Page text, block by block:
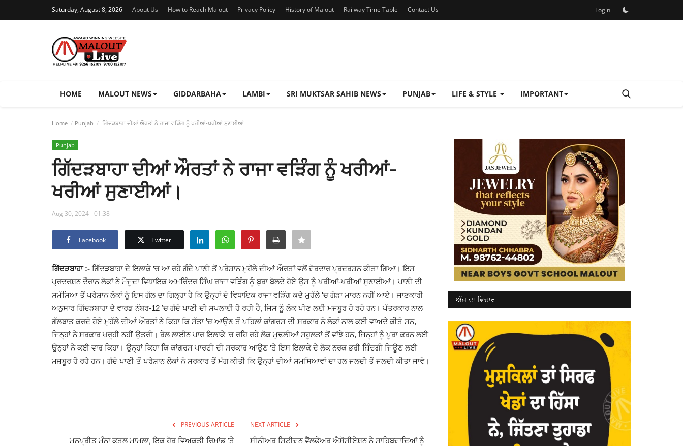
Saturday, August 8, 2026 About Us How to Reach Malout Privacy Policy History of Malout Railway Time Table Contact Us Login
HOME MALOUT NEWS GIDDARBAHA LAMBI SRI MUKTSAR SAHIB NEWS PUNJAB LIFE & STYLE IMPORTANT
Home Punjab ਗਿੱਦੜਬਾਹਾ ਦੀਆਂ ਔਰਤਾਂ ਨੇ ਰਾਜਾ ਵੜਿੰਗ ਨੂੰ ਖਰੀਆਂ-ਖਰੀਆਂ ਸੁਣਾਈਆਂ।
Punjab
ਗਿੱਦੜਬਾਹਾ ਦੀਆਂ ਔਰਤਾਂ ਨੇ ਰਾਜਾ ਵੜਿੰਗ ਨੂੰ ਖਰੀਆਂ-
ਖਰੀਆਂ ਸੁਣਾਈਆਂ।
Aug 30, 2024 - 01:38
Facebook Twitter
ਗਿੱਦੜਬਾਹਾ :- ਗਿੱਦੜਬਾਹਾ ਦੇ ਇਲਾਕੇ ’ਚ ਆ ਰਹੇ ਗੰਦੇ ਪਾਣੀ ਤੋਂ ਪਰੇਸ਼ਾਨ ਮੁਹੱਲੇ ਦੀਆਂ ਔਰਤਾਂ ਵਲੋਂ ਜ਼ੋਰਦਾਰ ਪ੍ਰਦਰਸ਼ਨ ਕੀਤਾ ਗਿਆ। ਇਸ
ਪ੍ਰਦਰਸ਼ਨ ਦੌਰਾਨ ਲੋਕਾਂ ਨੇ ਮੌਜੂਦਾ ਵਿਧਾਇਕ ਅਮਰਿੰਦਰ ਸਿੰਘ ਰਾਜਾ ਵੜਿੰਗ ਨੂੰ ਬੁਰਾ ਬੋਲਦੇ ਹੋਏ ਉਸ ਨੂੰ ਖਰੀਆਂ-ਖਰੀਆਂ ਸੁਣਾਈਆਂ। ਪਾਣੀ ਦੀ
ਸਮੱਸਿਆ ਤੋਂ ਪਰੇਸ਼ਾਨ ਲੋਕਾਂ ਨੂੰ ਇਸ ਗੱਲ ਦਾ ਗਿਲ੍ਹਾ ਹੈ ਕਿ ਉਨ੍ਹਾਂ ਦੇ ਵਿਧਾਇਕ ਰਾਜਾ ਵੜਿੰਗ ਕਦੇ ਮੁਹੱਲੇ 'ਚ ਗੇੜਾ ਮਾਰਨ ਨਹੀਂ ਆਏ। ਜਾਣਕਾਰੀ
ਅਨੁਸਾਰ ਗਿੱਦੜਬਾਹਾ ਦੇ ਵਾਰਡ ਨੰਬਰ-12 ’ਚ ਗੰਦੇ ਪਾਣੀ ਦੀ ਸਪਲਾਈ ਹੋ ਰਹੀ ਹੈ, ਜਿਸ ਨੂੰ ਲੋਕ ਪੀਣ ਲਈ ਮਜਬੂਰ ਹੋ ਰਹੇ ਹਨ। ਪੱਤਰਕਾਰ ਨਾਲ
ਗੱਲਬਾਤ ਕਰਦੇ ਹੋਏ ਮੁਹੱਲੇ ਦੀਆਂ ਔਰਤਾਂ ਨੇ ਕਿਹਾ ਕਿ ਸੱਤਾ ’ਚ ਆਉਣ ਤੋਂ ਪਹਿਲਾਂ ਕਾਂਗਰਸ ਦੀ ਸਰਕਾਰ ਨੇ ਲੋਕਾਂ ਨਾਲ ਕਈ ਵਾਅਦੇ ਕੀਤੇ ਸਨ,
ਜਿਨ੍ਹਾਂ ਨੇ ਸਰਕਾਰ ਖਰ੍ਹੀ ਨਹੀਂ ਉਤਰੀ। ਰੇਲ ਲਾਈਨ ਪਾਰ ਇਲਾਕੇ ’ਚ ਰਹਿ ਰਹੇ ਲੋਕ ਮੁਢਲੀਆਂ ਸਹੂਲਤਾਂ ਤੋਂ ਵਾਂਝੇ ਹਨ, ਜਿਨ੍ਹਾਂ ਨੂੰ ਪੂਰਾ ਕਰਨ ਲਈ
ਉਨ੍ਹਾਂ ਨੇ ਕਈ ਵਾਰ ਕਿਹਾ। ਉਨ੍ਹਾਂ ਕਿਹਾ ਕਿ ਕਾਂਗਰਸ ਪਾਰਟੀ ਦੀ ਸਰਕਾਰ ਆਉਣ ’ਤੇ ਇਸ ਇਲਾਕੇ ਦੇ ਲੋਕ ਨਰਕ ਭਰੀ ਜ਼ਿੰਦਗੀ ਜਿਊਣ ਲਈ
ਮਜ਼ਬੂਰ ਹੋ ਰਹੇ ਹਨ। ਗੰਦੇ ਪਾਣੀ ਤੋਂ ਪਰੇਸ਼ਾਨ ਲੋਕਾਂ ਨੇ ਸਰਕਾਰ ਤੋਂ ਮੰਗ ਕੀਤੀ ਕਿ ਉਨ੍ਹਾਂ ਦੀਆਂ ਸਮਸਿਆਵਾਂ ਦਾ ਹਲ ਜਲਦੀ ਤੋਂ ਜਲਦੀ ਕੀਤਾ ਜਾਵੇ।
PREVIOUS ARTICLE
ਮਨਪ੍ਰੀਤ ਮੰਨਾ ਕਤਲ ਮਾਮਲਾ, ਇਕ ਹੋਰ ਵਿਅਕਤੀ ਰਿਮਾਂਡ ’ਤੇ
NEXT ARTICLE
ਸੀਨੀਅਰ ਸਿਟੀਜ਼ਨ ਵੈੱਲਫ਼ੇਅਰ ਐਸੋਸੀਏਸ਼ਨ ਨੇ ਸਾਹਿਬਜ਼ਾਦਿਆਂ ਨੂੰ
ਅੱਜ ਦਾ ਵਿਚਾਰ